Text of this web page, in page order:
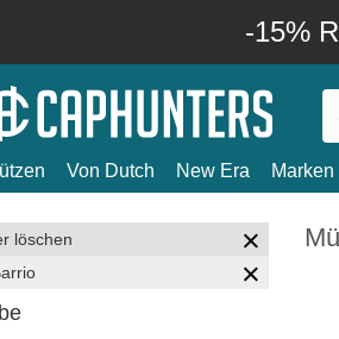
-15%
Von Dutch New Era Marken
löschen